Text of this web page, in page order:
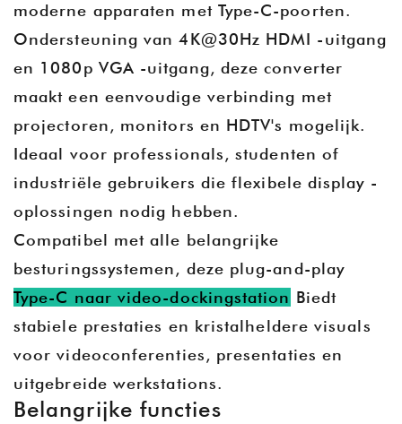
moderne apparaten met Type-C-poorten.
Ondersteuning van 4K@30Hz HDMI -uitgang
en 1080p VGA -uitgang, deze converter
maakt een eenvoudige verbinding met
projectoren, monitors en HDTV's mogelijk.
Ideaal voor professionals, studenten of
industriële gebruikers die flexibele display -
oplossingen nodig hebben.
Compatibel met alle belangrijke
besturingssystemen, deze plug-and-play
Type-C naar video-dockingstation Biedt
stabiele prestaties en kristalheldere visuals
voor videoconferenties, presentaties en
uitgebreide werkstations.
Belangrijke functies